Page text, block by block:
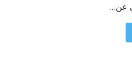
عن…